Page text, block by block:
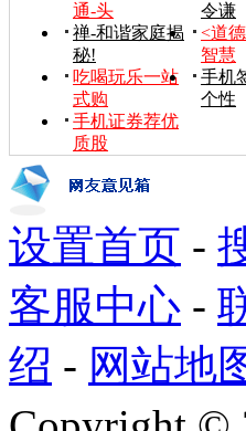
通-头
令谦
禅-和谐家庭揭
秘!
<道
智慧
吃喝玩乐一站
式购
手机
个性
手机证券荐优
质股
设置首页 -
客服中心 -
绍 - 网站地